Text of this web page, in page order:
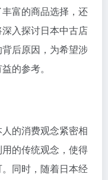
富的商品选择，还
入探讨日本中古店
后原因，为希望涉
的参考。
的消费观念紧密相
的传统观念，使得
同时，随着日本经